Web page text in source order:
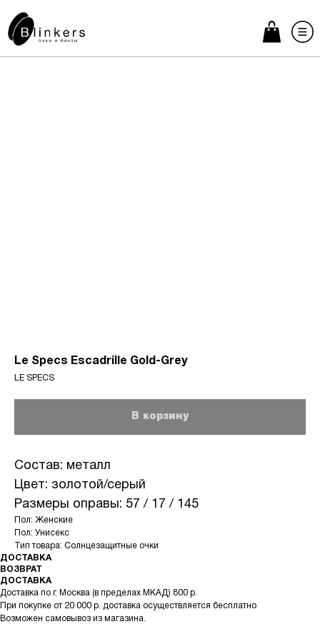
Le Specs Escadrille Gold-Grey
LE SPECS
В корзину
Состав: металл
Цвет: золотой/серый
Размеры оправы: 57 / 17 / 145
Пол: Женские
Пол: Унисекс
Тип товара: Солнцезащитные очки
ДОСТАВКА
ВОЗВРАТ
ДОСТАВКА
Доставка по г. Москва (в пределах МКАД) 800 р.
При покупке от 20 000 р. доставка осуществляется бесплатно
Возможен самовывоз из магазина.